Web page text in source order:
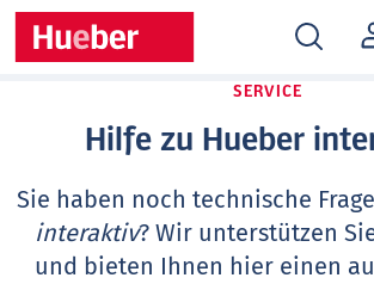
SERVICE
Hilfe zu Hueber
Sie haben noch technische
interaktiv? Wir unterstützen
und bieten Ihnen hier einen